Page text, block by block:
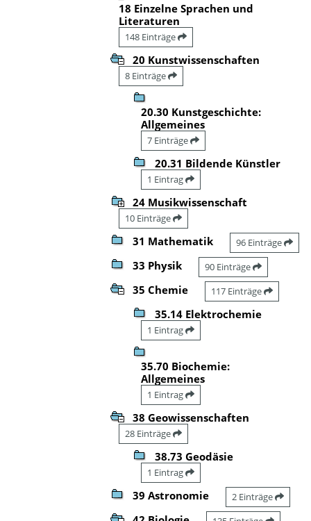
18 Einzelne Sprachen und
Literaturen
148 Einträge
20 Kunstwissenschaften
8 Einträge
20.30 Kunstgeschichte:
Allgemeines
7 Einträge
20.31 Bildende Künstler
1 Eintrag
24 Musikwissenschaft
10 Einträge
31 Mathematik 96 Einträge
33 Physik 90 Einträge
35 Chemie 117 Einträge
35.14 Elektrochemie
1 Eintrag
35.70 Biochemie:
Allgemeines
1 Eintrag
38 Geowissenschaften
28 Einträge
38.73 Geodäsie
1 Eintrag
39 Astronomie 2 Einträge